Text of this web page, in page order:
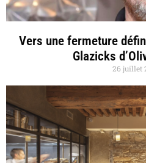
Vers une fermeture
Glazicks
26 juillet